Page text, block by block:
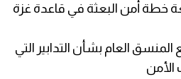
خطة أمن البعثة في قاعدة غزة
المنسق العام بشأن التدابير التي
الأمن